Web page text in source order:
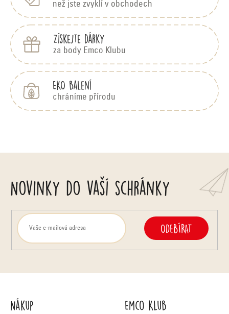
í
p
r
v
y
p
s
u
než jste zvyklí v obchodech
Získejte dárky
za body Emco Klubu
EKO balení
chráníme přírodu
Novinky do vaší schránky
ODEBÍRAT
Nákup Emco Klub